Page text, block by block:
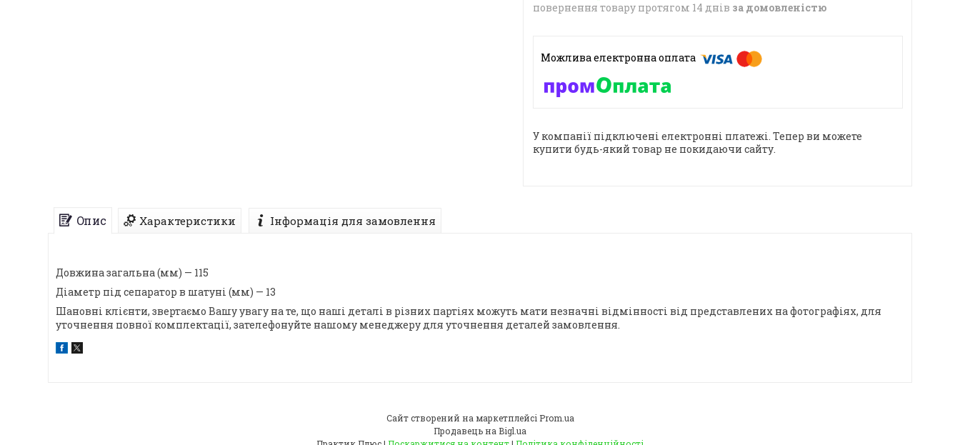
повернення товару протягом 14 днів за домовленістю
У компанії підключені електронні платежі. Тепер ви можете
купити будь-який товар не покидаючи сайту.
Опис Характеристики Інформація для замовлення
Довжина загальна (мм) — 115
Діаметр під сепаратор в шатуні (мм) — 13
Шановні клієнти, звертаємо Вашу увагу на те, що наші деталі в різних партіях можуть мати незначні відмінності від представлених на фотографіях, для
уточнення повної комплектації, зателефонуйте нашому менеджеру для уточнення деталей замовлення.
Сайт створений на маркетплейсі Prom.ua
Продавець на Bigl.ua